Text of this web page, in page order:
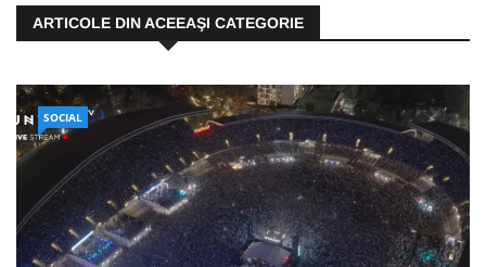
ARTICOLE DIN ACEEAŞI CATEGORIE
SOCIAL